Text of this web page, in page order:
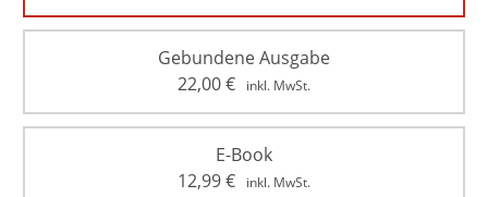
Gebundene Ausgabe
22,00€ inkl. MwSt.
E-Book
12,99€ inkl. MwSt.